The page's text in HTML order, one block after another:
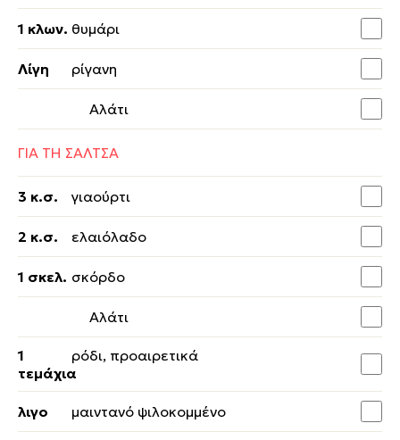
1 κλων. θυμάρι
Λίγη ρίγανη
Αλάτι
ΓΙΑ ΤΗ ΣΑΛΤΣΑ
3 κ.σ. γιαούρτι
2 κ.σ. ελαιόλαδο
1 σκελ. σκόρδο
Αλάτι
1
τεμάχια
ρόδι, προαιρετικά
λιγο μαιντανό ψιλοκομμένο